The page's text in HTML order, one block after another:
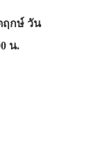
ฤกษ์ วัน
น.